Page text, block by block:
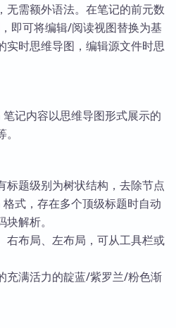
无需额外语法。在笔记的前元数
，即可将编辑/阅读视图替换为基
实时思维导图，编辑源文件时思
记内容以思维导图形式展示的
标题级别为树状结构，去除节点
式，存在多个顶级标题时自动
解析。
右布局、左布局，可从工具栏或
充满活力的靛蓝/紫罗兰/粉色渐